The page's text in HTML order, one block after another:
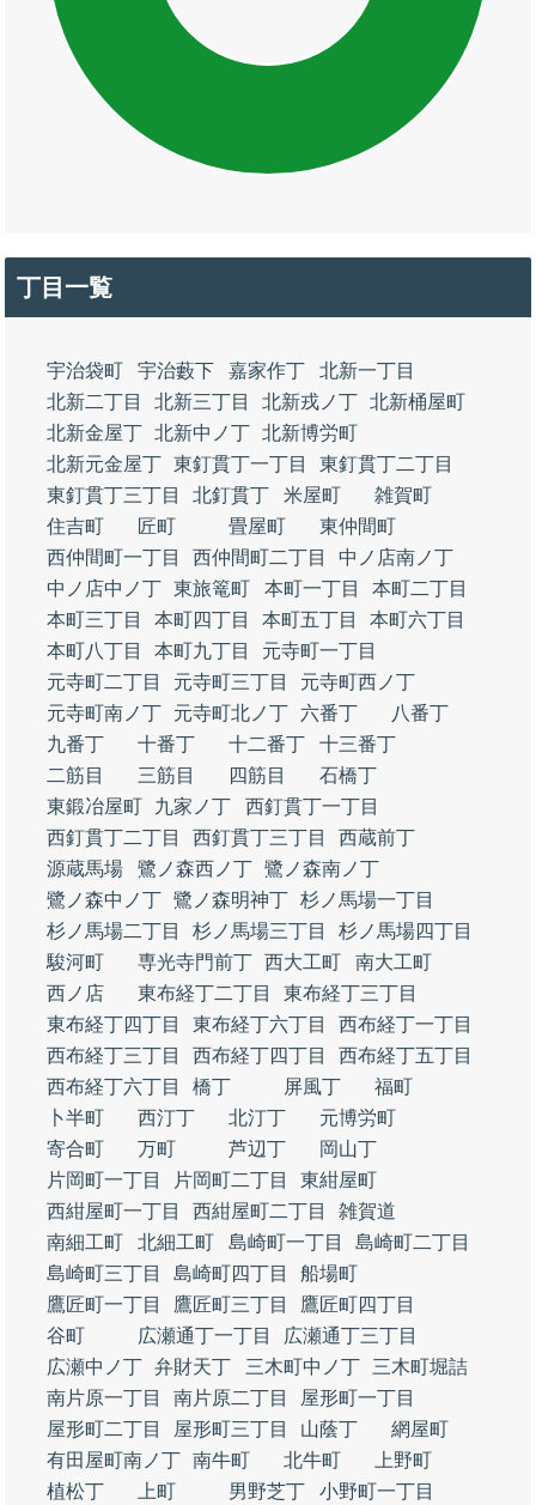
丁目一覧
宇治袋町 宇治藪下 嘉家作丁
北新一丁目
北新二丁目
北新三丁目 北新戎ノ丁 北新桶屋町
北新金屋丁 北新中ノ丁 北新博労町
北新元金屋丁 東釘貫丁一丁目
東釘貫丁二丁目
東釘貫丁三丁目
北釘貫丁 米屋町
雑賀町
住吉町
匠町 畳屋町
東仲間町
西仲間町一丁目
西仲間町二丁目
中ノ店南ノ丁
中ノ店中ノ丁 東旅篭町 本町一丁目
本町二丁目
本町三丁目
本町四丁目 本町五丁目
本町六丁目
本町八丁目
本町九丁目
元寺町一丁目
元寺町二丁目
元寺町三丁目
元寺町西ノ丁
元寺町南ノ丁
元寺町北ノ丁 六番丁
八番丁
九番丁
十番丁 十二番丁
十三番丁
二筋目
三筋目 四筋目
石橋丁
東鍛冶屋町
九家ノ丁
西釘貫丁一丁目
西釘貫丁二丁目
西釘貫丁三丁目
西蔵前丁
源蔵馬場
鷺ノ森西ノ丁 鷺ノ森南ノ丁
鷺ノ森中ノ丁 鷺ノ森明神丁 杉ノ馬場一丁目
杉ノ馬場二丁目
杉ノ馬場三丁目
杉ノ馬場四丁目
駿河町
専光寺門前丁 西大工町
南大工町
西ノ店
東布経丁二丁目
東布経丁三丁目
東布経丁四丁目
東布経丁六丁目
西布経丁一丁目
西布経丁三丁目
西布経丁四丁目
西布経丁五丁目
西布経丁六丁目
橋丁 屏風丁
福町
卜半町
西汀丁 北汀丁
元博労町
寄合町
万町 芦辺丁
岡山丁
片岡町一丁目
片岡町二丁目
東紺屋町
西紺屋町一丁目
西紺屋町二丁目
雑賀道
南細工町
北細工町 島崎町一丁目
島崎町二丁目
島崎町三丁目
島崎町四丁目
船場町
鷹匠町一丁目
鷹匠町三丁目
鷹匠町四丁目
谷町
広瀬通丁一丁目
広瀬通丁三丁目
広瀬中ノ丁 弁財天丁 三木町中ノ丁
三木町堀詰
南片原一丁目
南片原二丁目
屋形町一丁目
屋形町二丁目
屋形町三丁目 山蔭丁
網屋町
有田屋町南ノ丁 南牛町 北牛町
上野町
植松丁
上町 男野芝丁 小野町一丁目